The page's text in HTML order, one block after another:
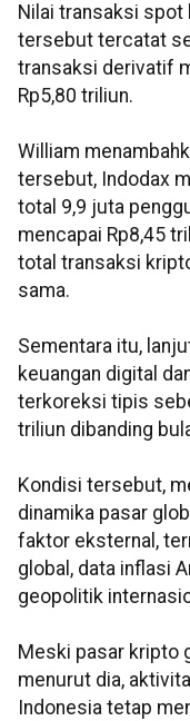
Nilai transaksi spot
tersebut tercatat
transaksi derivatif
Rp5,80 triliun.
William
tersebut, Indodax
total 9,9 juta
mencapai Rp8,45
total transaksi
sama.
Sementara itu,
keuangan digital
terkoreksi tipis
triliun dibanding
Kondisi tersebut,
dinamika pasar
faktor eksternal,
global, data inflasi
geopolitik
Meski pasar kripto
menurut dia,
Indonesia tetap